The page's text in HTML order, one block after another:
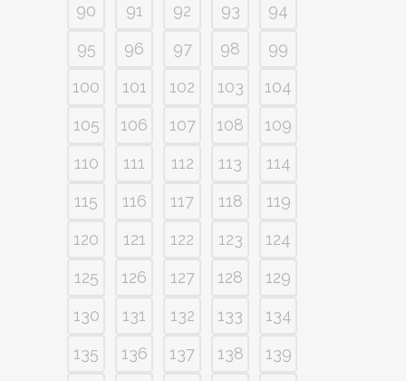
90
91 92 93
94
95
96 97 98
99
100
101 102 103
104
105
106 107 108
109
110
111 112 113
114
115
116 117 118
119
120
121 122 123
124
125
126 127 128
129
130
131 132 133
134
135
136 137 138
139